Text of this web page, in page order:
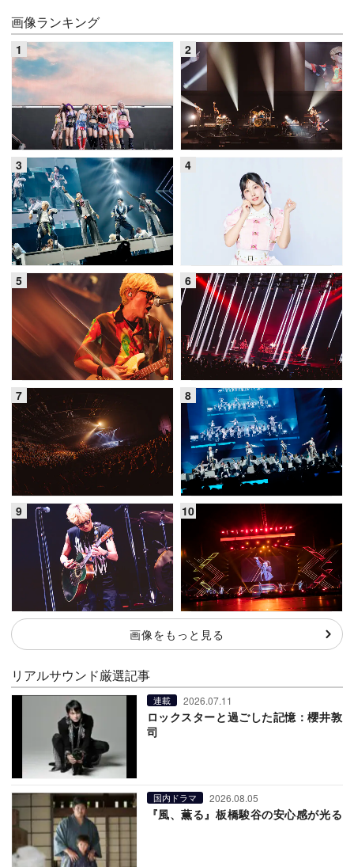
画像ランキング
画像をもっと見る
リアルサウンド厳選記事
連載 2026.07.11
ロックスターと過ごした記憶：櫻井敦
司
国内ドラマ 2026.08.05
『風、薫る』板橋駿谷の安心感が光る